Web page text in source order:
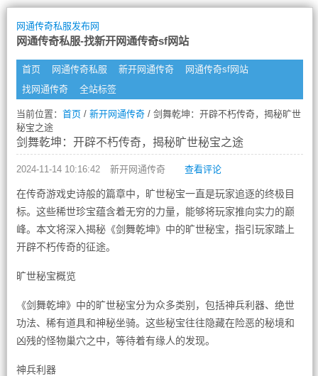
网通传奇私服发布网
网通传奇私服-找新开网通传奇sf网站
首页 网通传奇私服 新开网通传奇
网通传奇sf网站
找网通传奇
全站标签
当前位置： 首页/ 新开网通传奇/ 剑舞乾坤：开辟不朽传奇，揭秘旷世
秘宝之途
剑舞乾坤：开辟不朽传奇，揭秘旷世秘宝之途
2024-11-14 10:16:42 新开网通传奇 查看评论
在传奇游戏史诗般的篇章中，旷世秘宝一直是玩家追逐的终极目
标。这些稀世珍宝蕴含着无穷的力量，能够将玩家推向实力的巅
峰。本文将深入揭秘《剑舞乾坤》中的旷世秘宝，指引玩家踏上
开辟不朽传奇的征途。
旷世秘宝概览
《剑舞乾坤》中的旷世秘宝分为众多类别，包括神兵利器、绝世
功法、稀有道具和神秘坐骑。这些秘宝往往隐藏在险恶的秘境和
凶残的怪物巢穴之中，等待着有缘人的发现。
神兵利器